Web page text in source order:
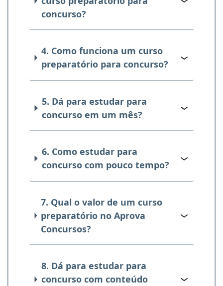
concurso?
4. Como funciona um curso
preparatório para concurso?
5. Dá para estudar para
concurso em um mês?
6. Como estudar para
concurso com pouco tempo?
7. Qual o valor de um curso
preparatório no Aprova
Concursos?
8. Dá para estudar para
concurso com conteúdo